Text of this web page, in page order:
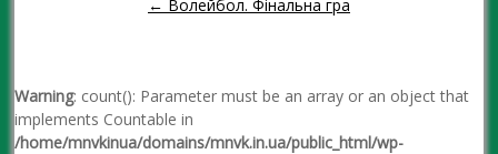
← Волейбол. Фінальна гра
Warning: count(): Parameter must be an array or an object that
implements Countable in
/home/mnvkinua/domains/mnvk.in.ua/public_html/wp-